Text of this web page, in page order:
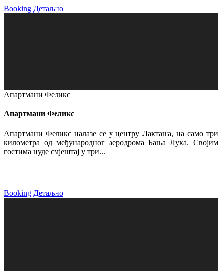
Booking Детаљно
Апартмани Феликс
Апартмани Феликс
Апартмани Феликс налазе се у центру Лакташа, на само три
километра од међународног аеродрома Бања Лука. Својим
гостима нуде смјештај у три...
Booking Детаљно